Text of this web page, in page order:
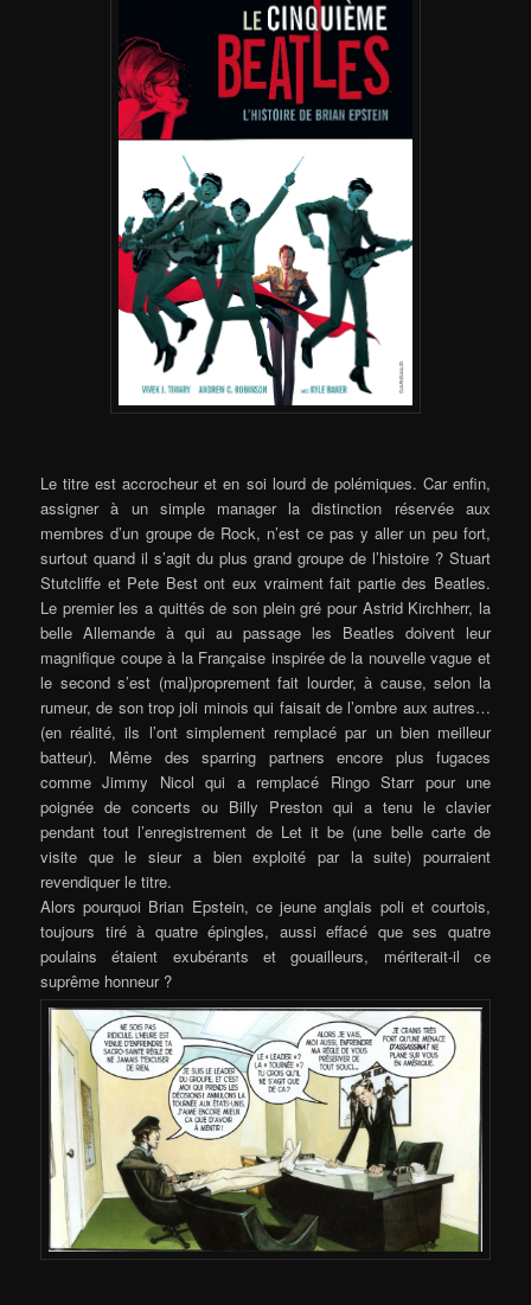
Le titre est accrocheur et en soi lourd de polémiques. Car enfin,
assigner à un simple manager la distinction réservée aux
membres d’un groupe de Rock, n’est ce pas y aller un peu fort,
surtout quand il s’agit du plus grand groupe de l’histoire ? Stuart
Stutcliffe et Pete Best ont eux vraiment fait partie des Beatles.
Le premier les a quittés de son plein gré pour Astrid Kirchherr, la
belle Allemande à qui au passage les Beatles doivent leur
magnifique coupe à la Française inspirée de la nouvelle vague et
le second s’est (mal)proprement fait lourder, à cause, selon la
rumeur, de son trop joli minois qui faisait de l’ombre aux autres…
(en réalité, ils l’ont simplement remplacé par un bien meilleur
batteur). Même des sparring partners encore plus fugaces
comme Jimmy Nicol qui a remplacé Ringo Starr pour une
poignée de concerts ou Billy Preston qui a tenu le clavier
pendant tout l’enregistrement de Let it be (une belle carte de
visite que le sieur a bien exploité par la suite) pourraient
revendiquer le titre.
Alors pourquoi Brian Epstein, ce jeune anglais poli et courtois,
toujours tiré à quatre épingles, aussi effacé que ses quatre
poulains étaient exubérants et gouailleurs, mériterait-il ce
suprême honneur ?